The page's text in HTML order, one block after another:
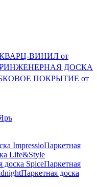
ВИНИЛ от
ИНЖЕНЕРНАЯ ДОСКА
ПОКРЫТИЕ от
ImpressioПаркетная
Life&Style
доска SpiceПаркетная
Паркетная доска